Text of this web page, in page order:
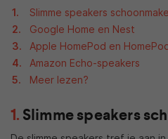
Slimme speakers
Google Home en Nest
Apple HomePod en
Amazon Echo-speakers
Meer lezen?
Slimme speakers